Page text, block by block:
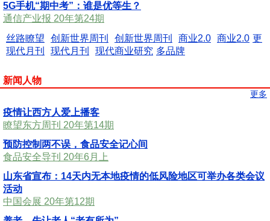
5G手机“期中考”：谁是优等生？
通信产业报 20年第24期
丝路瞭望
创新世界周刊 创新世界周刊 商业2.0 商业2.0
现代月刊
现代月刊 现代商业研究
更
多品牌
新闻人物
更多
疫情让西方人爱上播客
瞭望东方周刊 20年第14期
预防控制两不误，食品安全记心间
食品安全导刊 20年6月上
山东省宣布：14天内无本地疫情的低风险地区可举办各类会议
活动
中国会展 20年第12期